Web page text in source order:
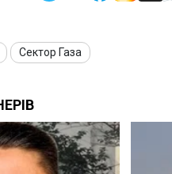
Сектор Газа